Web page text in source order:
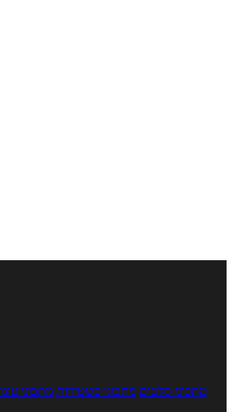
מתכוני סלטים מתכוני פשטידות מתכוני